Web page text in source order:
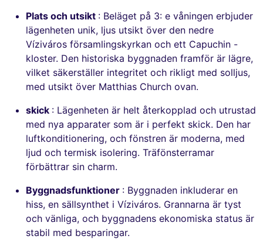
Plats och utsikt : Beläget på 3: e våningen erbjuder
lägenheten unik, ljus utsikt över den nedre
Víziváros församlingskyrkan och ett Capuchin -
kloster. Den historiska byggnaden framför är lägre,
vilket säkerställer integritet och rikligt med solljus,
med utsikt över Matthias Church ovan.
skick : Lägenheten är helt återkopplad och utrustad
med nya apparater som är i perfekt skick. Den har
luftkonditionering, och fönstren är moderna, med
ljud och termisk isolering. Träfönsterramar
förbättrar sin charm.
Byggnadsfunktioner : Byggnaden inkluderar en
hiss, en sällsynthet i Víziváros. Grannarna är tyst
och vänliga, och byggnadens ekonomiska status är
stabil med besparingar.